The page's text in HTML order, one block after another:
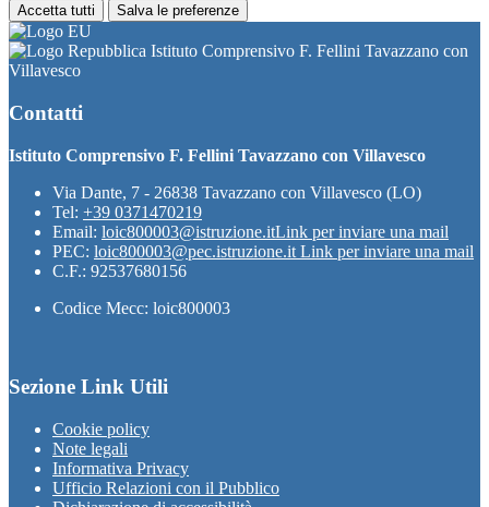
Accetta tutti Salva le preferenze
Istituto Comprensivo F. Fellini Tavazzano con
Villavesco
Contatti
Istituto Comprensivo F. Fellini Tavazzano con Villavesco
Via Dante, 7 - 26838 Tavazzano con Villavesco (LO)
Tel: +39 0371470219
Email: loic800003@istruzione.itLink per inviare una mail
PEC: loic800003@pec.istruzione.it Link per inviare una mail
C.F.: 92537680156
Codice Mecc: loic800003
Sezione Link Utili
Cookie policy
Note legali
Informativa Privacy
Ufficio Relazioni con il Pubblico